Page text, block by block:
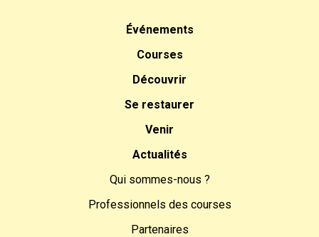
Événements
Courses
Découvrir
Se restaurer
Venir
Actualités
Qui sommes-nous ?
Professionnels des courses
Partenaires